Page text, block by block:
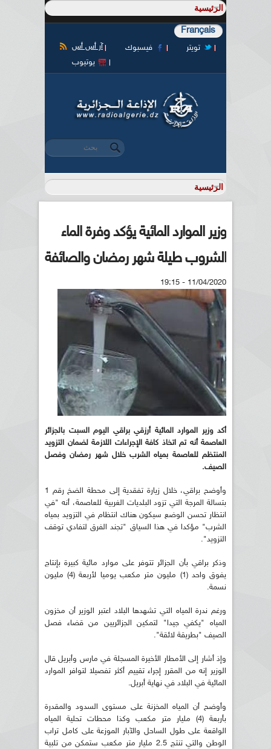
Français
آر أس أس فيسبوك
تويتر
يوتيوب
استمارة البحث
‏بحث ‏
وزير الموارد المائية يؤكد وفرة الماء
الشروب طيلة شهر رمضان والصائفة
11/04/2020 - 19:15
أكد وزير الموارد المائية أرزقي براقي اليوم السبت بالجزائر
العاصمة أنه تم اتخاذ كافة الإجراءات اللازمة لضمان التزويد
المنتظم للعاصمة بمياه الشرب خلال شهر رمضان وفصل
الصيف.
وأوضح براقي، خلال زيارة تفقدية إلى محطة الضخ رقم 1
بتسالة المرجة التي تزود البلديات الغربية للعاصمة، أنه "في
انتظار تحسن الوضع سيكون هناك انتظام في التزويد بمياه
الشرب" مؤكدا في هذا السياق "تجند الفرق لتفادي توقف
التزويد".
وذكر براقي بأن الجزائر تتوفر على موارد مائية كبيرة بإنتاج
يفوق واحد (1) مليون متر مكعب يوميا لأربعة (4) مليون
نسمة.
ورغم ندرة المياه التي تشهدها البلاد اعتبر الوزير أن مخزون
المياه "يكفي جيدا" لتمكين الجزائريين من قضاء فصل
الصيف "بطريقة لائقة".
وإذ أشار إلى الأمطار الأخيرة المسجلة في مارس وأبريل قال
الوزير إنه من المقرر إجراء تقييم أكثر تفصيلا لتوافر الموارد
المائية في البلاد في نهاية أبريل.
وأوضح أن المياه المخزنة على مستوى السدود والمقدرة
بأربعة (4) مليار متر مكعب وكذا محطات تحلية المياه
الواقعة على طول الساحل والآبار الموزعة على كامل تراب
الوطن والتي تنتج 2.5 مليار متر مكعب ستمكن من تلبية